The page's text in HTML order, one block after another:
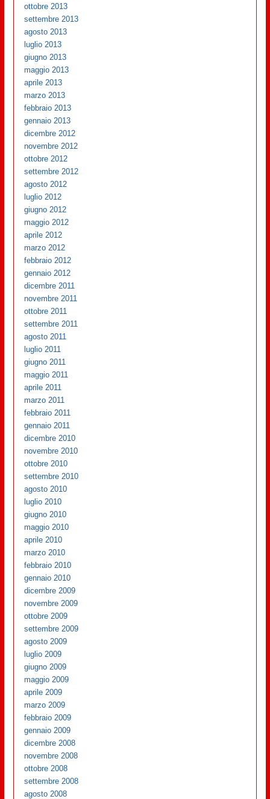
ottobre 2013
settembre 2013
agosto 2013
luglio 2013
giugno 2013
maggio 2013
aprile 2013
marzo 2013
febbraio 2013
gennaio 2013
dicembre 2012
novembre 2012
ottobre 2012
settembre 2012
agosto 2012
luglio 2012
giugno 2012
maggio 2012
aprile 2012
marzo 2012
febbraio 2012
gennaio 2012
dicembre 2011
novembre 2011
ottobre 2011
settembre 2011
agosto 2011
luglio 2011
giugno 2011
maggio 2011
aprile 2011
marzo 2011
febbraio 2011
gennaio 2011
dicembre 2010
novembre 2010
ottobre 2010
settembre 2010
agosto 2010
luglio 2010
giugno 2010
maggio 2010
aprile 2010
marzo 2010
febbraio 2010
gennaio 2010
dicembre 2009
novembre 2009
ottobre 2009
settembre 2009
agosto 2009
luglio 2009
giugno 2009
maggio 2009
aprile 2009
marzo 2009
febbraio 2009
gennaio 2009
dicembre 2008
novembre 2008
ottobre 2008
settembre 2008
agosto 2008